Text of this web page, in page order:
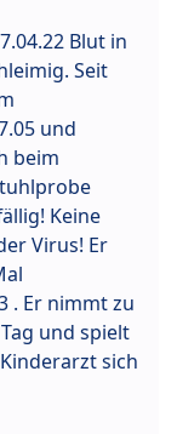
Blut in
Seit
und
beim
Keine
Virus! Er
. Er nimmt zu
und spielt
sich